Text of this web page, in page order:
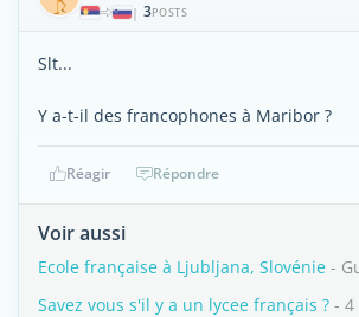
| 3POSTS
Slt...
Y a-t-il des francophones à Maribor ?
Réagir Répondre
Voir aussi
Ecole française à Ljubljana, Slovénie -
Savez vous s'il y a un lycee français ? - 4